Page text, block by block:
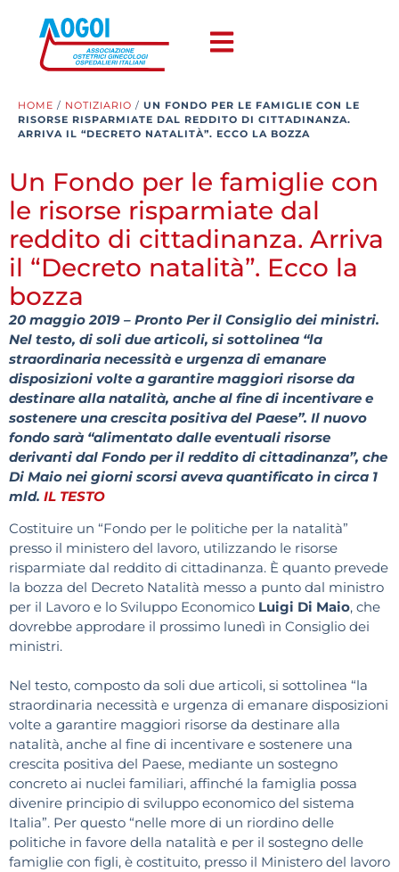
HOME / NOTIZIARIO / UN FONDO PER LE FAMIGLIE CON LE
RISORSE RISPARMIATE DAL REDDITO DI CITTADINANZA.
ARRIVA IL “DECRETO NATALITÀ”. ECCO LA BOZZA
Un Fondo per le famiglie con
le risorse risparmiate dal
reddito di cittadinanza. Arriva
il “Decreto natalità”. Ecco la
bozza
20 maggio 2019 – Pronto Per il Consiglio dei ministri.
Nel testo, di soli due articoli, si sottolinea “la
straordinaria necessità e urgenza di emanare
disposizioni volte a garantire maggiori risorse da
destinare alla natalità, anche al fine di incentivare e
sostenere una crescita positiva del Paese”. Il nuovo
fondo sarà “alimentato dalle eventuali risorse
derivanti dal Fondo per il reddito di cittadinanza”, che
Di Maio nei giorni scorsi aveva quantificato in circa 1
mld. IL TESTO
Costituire un “Fondo per le politiche per la natalità”
presso il ministero del lavoro, utilizzando le risorse
risparmiate dal reddito di cittadinanza. È quanto prevede
la bozza del Decreto Natalità messo a punto dal ministro
per il Lavoro e lo Sviluppo Economico Luigi Di Maio, che
dovrebbe approdare il prossimo lunedì in Consiglio dei
ministri.
Nel testo, composto da soli due articoli, si sottolinea “la
straordinaria necessità e urgenza di emanare disposizioni
volte a garantire maggiori risorse da destinare alla
natalità, anche al fine di incentivare e sostenere una
crescita positiva del Paese, mediante un sostegno
concreto ai nuclei familiari, affinché la famiglia possa
divenire principio di sviluppo economico del sistema
Italia”. Per questo “nelle more di un riordino delle
politiche in favore della natalità e per il sostegno delle
famiglie con figli, è costituito, presso il Ministero del lavoro